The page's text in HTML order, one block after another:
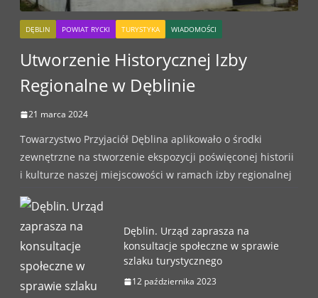
DĘBLIN POWIAT RYCKI TURYSTYKA WIADOMOŚCI
Utworzenie Historycznej Izby
Regionalne w Dęblinie
21 marca 2024
Towarzystwo Przyjaciół Dęblina aplikowało o środki
zewnętrzne na stworzenie ekspozycji poświęconej historii
i kulturze naszej miejscowości w ramach izby regionalnej
Dęblin. Urząd zaprasza na
konsultacje społeczne w sprawie
szlaku turystycznego
12 października 2023